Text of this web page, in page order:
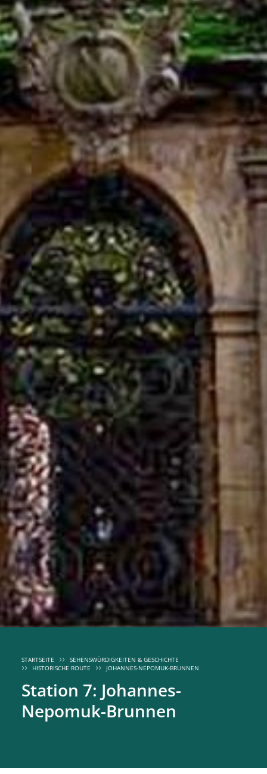
STARTSEITE
SEHENSWÜRDIGKEITEN & GESCHICHTE
HISTORISCHE ROUTE
JOHANNES-NEPOMUK-BRUNNEN
Station 7: Johannes-
Nepomuk-Brunnen